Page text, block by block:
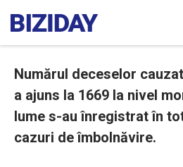
Numărul deceselor
a ajuns la 1669 la nivel
lume s-au înregistrat în
cazuri de îmbolnăvire.